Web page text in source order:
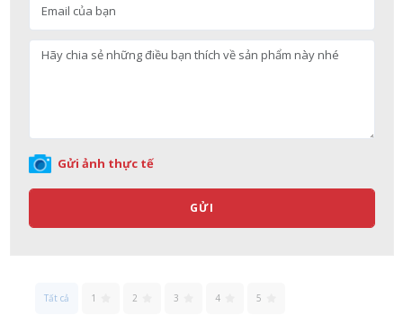
Gửi ảnh thực tế
GỬI
Tất cả 1 2 3 4 5
Nguyễn Nhật Quang đã mua sản phẩm Sữa tắm Pigeon Baby
Võ Thị Thanh Tươi đã mua sản phẩm Men Vi Sinh BioGaia
Nhật Bản lọ 5ml cho trẻ Sơ Sinh
08/08/2026